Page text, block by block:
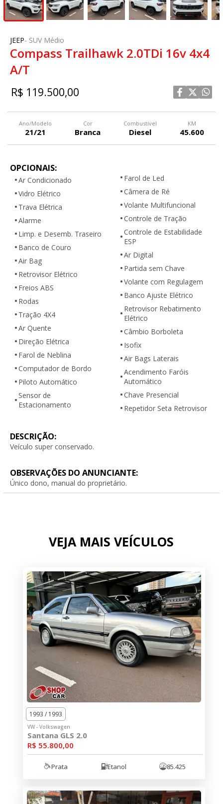
JEEP- SUV Médio
Compass Trailhawk 2.0TDi 16v 4x4
A/T
R$ 119.500,00
Ano/Modelo
21/21
Cor
Branca
Combustível
Diesel
KM
45.600
OPCIONAIS:
Ar Condicionado
Vidro Elétrico
Trava Elétrica
Alarme
Limp. e Desemb. Traseiro
Banco de Couro
Air Bag
Retrovisor Elétrico
Freios ABS
Rodas
Tração 4X4
Ar Quente
Direção Elétrica
Farol de Neblina
Computador de Bordo
Piloto Automático
Sensor de
Estacionamento
Farol de Led
Câmera de Ré
Volante Multifuncional
Controle de Tração
Controle de Estabilidade
ESP
Ar Digital
Partida sem Chave
Volante com Regulagem
Banco Ajuste Elétrico
Retrovisor Rebatimento
Elétrico
Câmbio Borboleta
Isofix
Air Bags Laterais
Acendimento Faróis
Automático
Chave Presencial
Repetidor Seta Retrovisor
DESCRIÇÃO:
Veículo super conservado.
OBSERVAÇÕES DO ANUNCIANTE:
Único dono, manual do proprietário.
VEJA MAIS VEÍCULOS
1993 / 1993
VW - Volkswagen
Santana GLS 2.0
R$ 55.800,00
Prata Etanol 85.425